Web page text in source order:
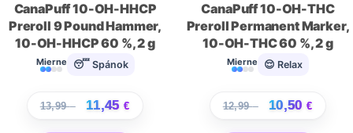
CanaPuff 10-OH-HHCP
Preroll 9 Pound Hammer,
10-OH-HHCP 60 %, 2 g
Mierne 😴 Spánok
13,99€ 11,45 €
CanaPuff 10-OH-THC
Preroll Permanent Marker,
10-OH-THC 60 %, 2 g
Mierne 😌 Relax
12,99€ 10,50 €